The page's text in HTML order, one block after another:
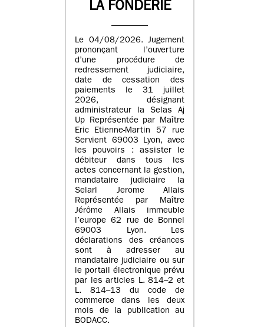
LA FONDERIE
Le 04/08/2026. Jugement
prononçant l’ouverture
d’une procédure de
redressement judiciaire,
date de cessation des
paiements le 31 juillet
2026, désignant
administrateur la Selas Aj
Up Représentée par Maître
Eric Etienne-Martin 57 rue
Servient 69003 Lyon, avec
les pouvoirs : assister le
débiteur dans tous les
actes concernant la gestion,
mandataire judiciaire la
Selarl Jerome Allais
Représentée par Maître
Jérôme Allais immeuble
l’europe 62 rue de Bonnel
69003 Lyon. Les
déclarations des créances
sont à adresser au
mandataire judiciaire ou sur
le portail électronique prévu
par les articles L. 814–2 et
L. 814–13 du code de
commerce dans les deux
mois de la publication au
BODACC.